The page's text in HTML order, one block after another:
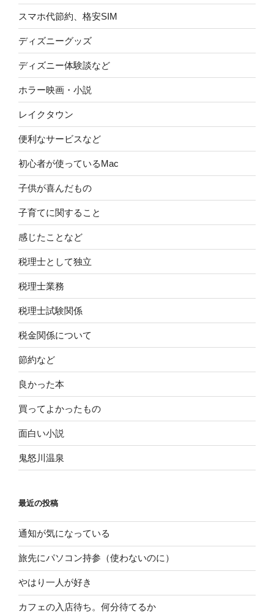
スマホ代節約、格安SIM
ディズニーグッズ
ディズニー体験談など
ホラー映画・小説
レイクタウン
便利なサービスなど
初心者が使っているMac
子供が喜んだもの
子育てに関すること
感じたことなど
税理士として独立
税理士業務
税理士試験関係
税金関係について
節約など
良かった本
買ってよかったもの
面白い小説
鬼怒川温泉
最近の投稿
通知が気になっている
旅先にパソコン持参（使わないのに）
やはり一人が好き
カフェの入店待ち。何分待てるか